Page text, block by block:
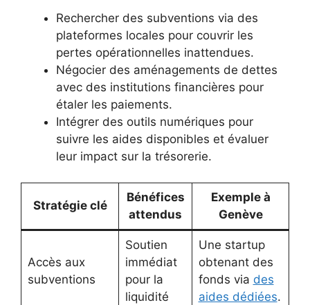
Rechercher des subventions via des
plateformes locales pour couvrir les
pertes opérationnelles inattendues.
Négocier des aménagements de dettes
avec des institutions financières pour
étaler les paiements.
Intégrer des outils numériques pour
suivre les aides disponibles et évaluer
leur impact sur la trésorerie.
Stratégie clé
Bénéfices
attendus
Exemple à
Genève
Accès aux
subventions
Soutien
immédiat
pour la
liquidité
Une startup
obtenant des
fonds via des
aides dédiées.